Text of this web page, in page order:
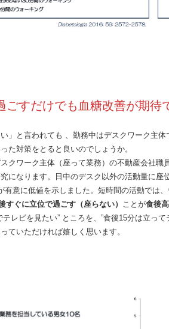
ごすだけでも血糖改善が期待
」と言われても 、勤務中はデスクワーク主
た対策をとると良いのでしょうか。
クワーク主体（座って業務）の不動産会社職
になります。日中のデスク以外の活動量に
有意に低値を示しました。短時間の活動では
すぐに立位で過ごす（座らない） ことが食後
テレビを見たい” ところを、”食後15分は立っ
ていただければ嬉しく思います。